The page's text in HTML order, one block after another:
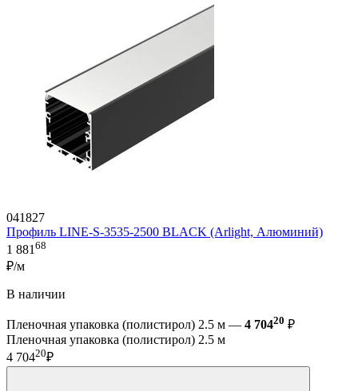
041827
Профиль LINE-S-3535-2500 BLACK (Arlight, Алюминий)
1 881 68
₽/м
В наличии
Пленочная упаковка (полистирол) 2.5 м — 4 70420 ₽
Пленочная упаковка (полистирол) 2.5 м
4 70420₽